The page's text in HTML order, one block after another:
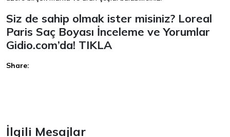
Siz de sahip olmak ister misiniz? Loreal
Paris Saç Boyası İnceleme ve Yorumlar
Gidio.com’da! TIKLA
Share:
İlgili Mesajlar